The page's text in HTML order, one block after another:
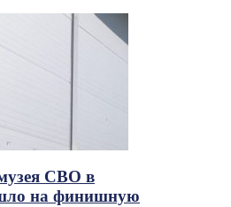
СВО в
на финишную